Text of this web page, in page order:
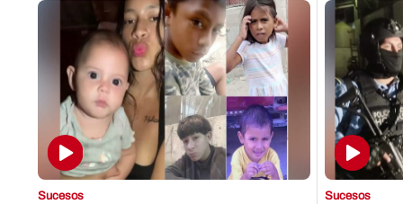
Sucesos Sucesos